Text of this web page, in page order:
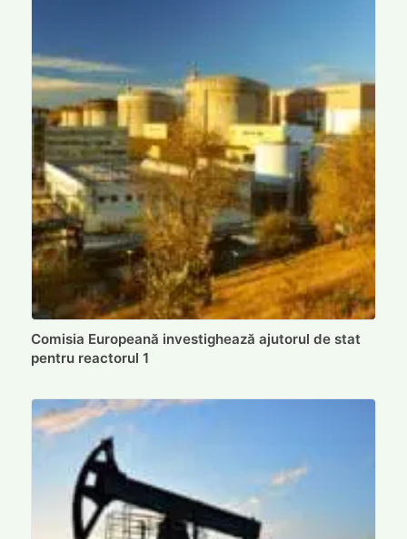
Comisia Europeană investighează ajutorul de stat
pentru reactorul 1